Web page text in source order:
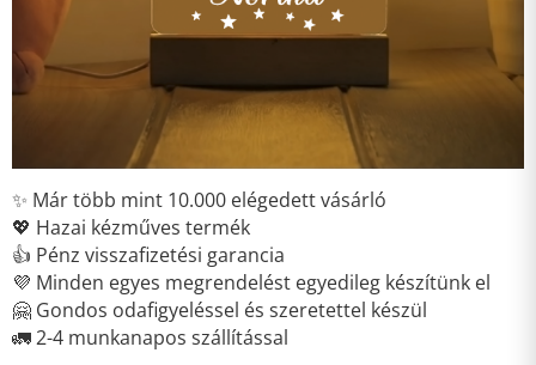
✨ Már több mint 10.000 elégedett vásárló
💖 Hazai kézműves termék
👍 Pénz visszafizetési garancia
💜 Minden egyes megrendelést egyedileg készítünk el
🤗 Gondos odafigyeléssel és szeretettel készül
🚛 2-4 munkanapos szállítással